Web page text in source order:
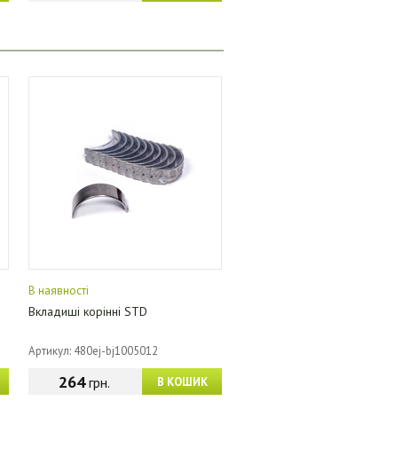
В наявності
Вкладиші корінні STD
Артикул: 480ej-bj1005012
В КОШИК
264грн.